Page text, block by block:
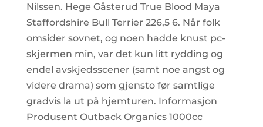
Nilssen. Hege Gåsterud True Blood Maya
Staffordshire Bull Terrier 226,5 6. Når folk
omsider sovnet, og noen hadde knust pc-
skjermen min, var det kun litt rydding og
endel avskjedsscener (samt noe angst og
videre drama) som gjensto før samtlige
gradvis la ut på hjemturen. Informasjon
Produsent Outback Organics 1000cc